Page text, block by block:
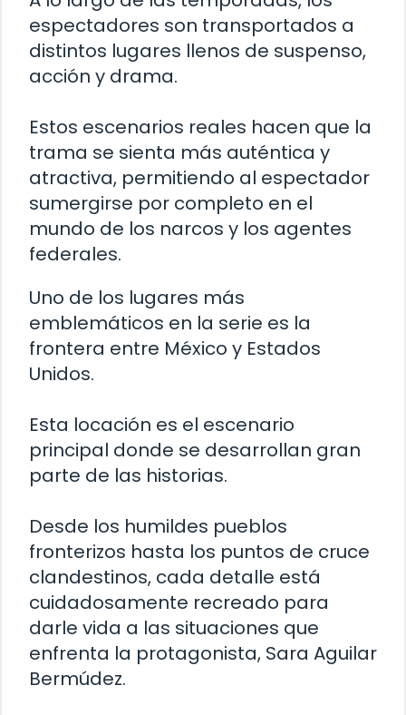
espectadores son transportados a
distintos lugares llenos de suspenso,
acción y drama.
Estos escenarios reales hacen que la
trama se sienta más auténtica y
atractiva, permitiendo al espectador
sumergirse por completo en el
mundo de los narcos y los agentes
federales.
Uno de los lugares más
emblemáticos en la serie es la
frontera entre México y Estados
Unidos.
Esta locación es el escenario
principal donde se desarrollan gran
parte de las historias.
Desde los humildes pueblos
fronterizos hasta los puntos de cruce
clandestinos, cada detalle está
cuidadosamente recreado para
darle vida a las situaciones que
enfrenta la protagonista, Sara Aguilar
Bermúdez.